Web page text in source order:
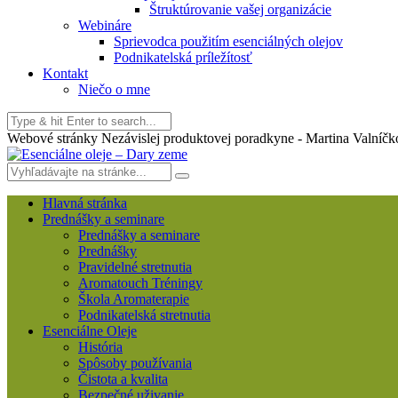
Štruktúrovanie vašej organizácie
Webináre
Sprievodca použitím esenciálných olejov
Podnikatelská príležítosť
Kontakt
Niečo o mne
Webové stránky Nezávislej produktovej poradkyne - Martina
Hlavná stránka
Prednášky a seminare
Prednášky a seminare
Prednášky
Pravidelné stretnutia
Aromatouch Tréningy
Škola Aromaterapie
Podnikatelská stretnutia
Esenciálne Oleje
História
Spôsoby používania
Čistota a kvalita
Bezpečné uživanie